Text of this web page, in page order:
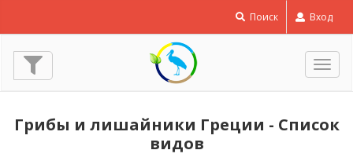
Поиск Вход
Грибы и лишайники Греции - Список
видов